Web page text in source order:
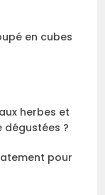
en cubes
herbes et
?
pour